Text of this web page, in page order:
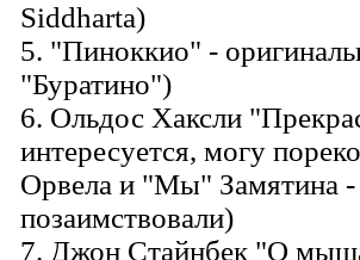
Siddharta)
5. "Пиноккио" -
"Буратино")
6. Ольдос Хаксли
интересуется, могу
Орвела и "Мы" Замятина -
позаимствовали)
7. Джон Стайнбек "О